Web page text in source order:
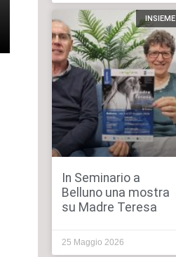
INSIEME
In Seminario a
Belluno una mostra
su Madre Teresa
25 Maggio 2026